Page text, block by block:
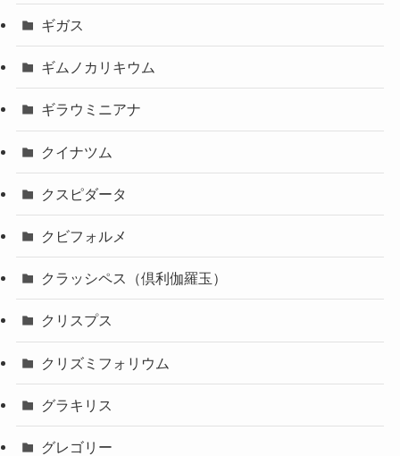
ギガス
ギムノカリキウム
ギラウミニアナ
クイナツム
クスピダータ
クビフォルメ
クラッシペス（倶利伽羅玉）
クリスプス
クリズミフォリウム
グラキリス
グレゴリー